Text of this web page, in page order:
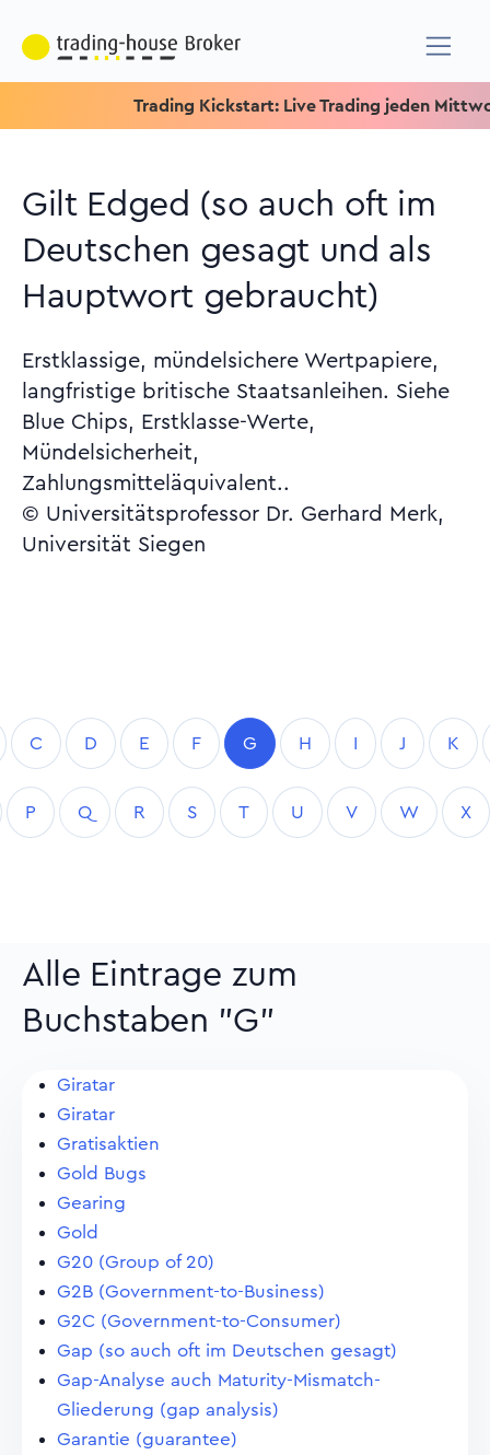
Trading Kickstart: Live Trading jeden Mittwoch
Gilt Edged (so auch oft im
Deutschen gesagt und als
Hauptwort gebraucht)
Erstklassige, mündelsichere Wertpapiere,
langfristige britische Staatsanleihen. Siehe
Blue Chips, Erstklasse-Werte,
Mündelsicherheit,
Zahlungsmitteläquivalent..
© Universitätsprofessor Dr. Gerhard Merk,
Universität Siegen
C D E F G H I J K
P Q R S T U V W X
Alle Eintrage zum
Buchstaben "G"
Giratar
Giratar
Gratisaktien
Gold Bugs
Gearing
Gold
G20 (Group of 20)
G2B (Government-to-Business)
G2C (Government-to-Consumer)
Gap (so auch oft im Deutschen gesagt)
Gap-Analyse auch Maturity-Mismatch-
Gliederung (gap analysis)
Garantie (guarantee)